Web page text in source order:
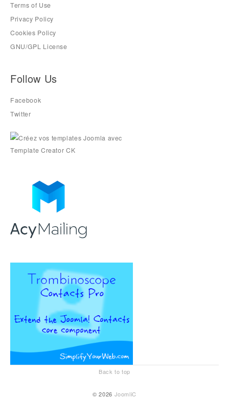
Terms of Use
Privacy Policy
Cookies Policy
GNU/GPL License
Follow Us
Facebook
Twitter
Back to top
© 2026 JoomliC